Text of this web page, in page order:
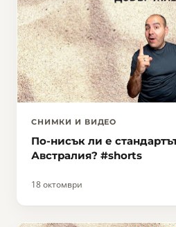
СНИМКИ И ВИДЕО
По-нисък ли е
Австралия? #shorts
18 октомври